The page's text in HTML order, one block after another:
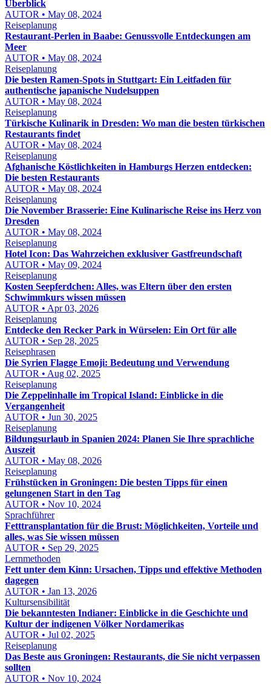
Überblick
AUTOR • May 08, 2024
Reiseplanung
Restaurant-Perlen in Baabe: Genussvolle Entdeckungen am
Meer
AUTOR • May 08, 2024
Reiseplanung
Die besten Ramen-Spots in Stuttgart: Ein Leitfaden für
authentische japanische Nudelsuppen
AUTOR • May 08, 2024
Reiseplanung
Türkische Kulinarik in Dresden: Wo man die besten türkischen
Restaurants findet
AUTOR • May 08, 2024
Reiseplanung
Afghanische Köstlichkeiten in Hamburgs Herzen entdecken:
Die besten Restaurants
AUTOR • May 08, 2024
Reiseplanung
Die November Brasserie: Eine Kulinarische Reise ins Herz von
Dresden
AUTOR • May 08, 2024
Reiseplanung
Hotel Icon: Das Wahrzeichen exklusiver Gastfreundschaft
AUTOR • May 09, 2024
Reiseplanung
Kosten Seepferdchen: Alles, was Eltern über den ersten
Schwimmkurs wissen müssen
AUTOR • Apr 03, 2026
Reiseplanung
Entdecke den Recker Park in Würselen: Ein Ort für alle
AUTOR • Sep 28, 2025
Reisephrasen
Die Syrien Flagge Emoji: Bedeutung und Verwendung
AUTOR • Aug 02, 2025
Reiseplanung
Die Zeppelinhalle im Tropical Island: Einblicke in die
Vergangenheit
AUTOR • Jun 30, 2025
Reiseplanung
Bildungsurlaub in Spanien 2024: Planen Sie Ihre sprachliche
Auszeit
AUTOR • May 08, 2026
Reiseplanung
Frühstücken in Groningen: Die besten Tipps für einen
gelungenen Start in den Tag
AUTOR • Nov 10, 2024
Sprachführer
Fetttransplantation für die Brust: Möglichkeiten, Vorteile und
alles, was Sie wissen müssen
AUTOR • Sep 29, 2025
Lernmethoden
Fett unter dem Kinn: Ursachen, Tipps und effektive Methoden
dagegen
AUTOR • Jan 13, 2026
Kultursensibilität
Die bekanntesten Indianer: Einblicke in die Geschichte und
Kultur der indigenen Völker Nordamerikas
AUTOR • Jul 02, 2025
Reiseplanung
Das Beste aus Groningen: Restaurants, die Sie nicht verpassen
sollten
AUTOR • Nov 10, 2024